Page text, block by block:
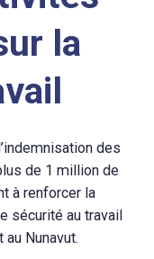
la
des
de 1 million de
à renforcer la
sécurité au travail
Nunavut.